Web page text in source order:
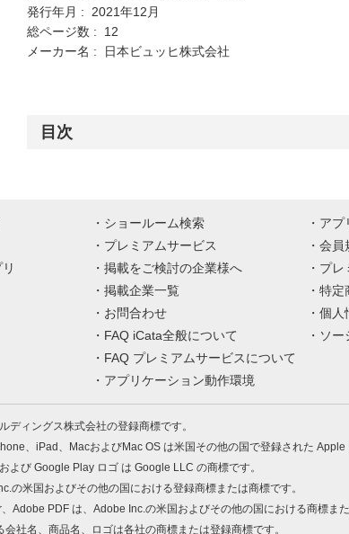
発行年月 : 2021年12月
総ページ数 : 12
メーカー名 : 日本ビュッヒ株式会社
目次
ショールーム検索
プレミアムサービス
掲載をご検討の企業様へ
掲載企業一覧
お問合わせ
FAQ iCata全般について
FAQ プレミアムサービスについて
アプリケーション動作環境
アプ
会員
プレ
特定
個人
ソー
ディングス株式会社の登録商標です。
、iPad、MacおよびMac OS は米国その他の国で登録された Apple
よび Google Play ロゴ は Google LLC の商標です。
の米国およびその他の国における登録商標または商標です。
Adobe PDF は、Adobe Inc.の米国およびその他の国における商標また
社名、商品名、ロゴは各社の商標または登録商標です。